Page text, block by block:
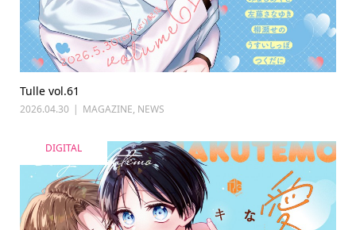
Tulle vol.61
2026.04.30 MAGAZINE, NEWS
DIGITAL